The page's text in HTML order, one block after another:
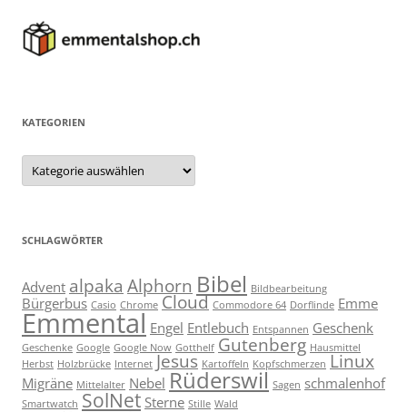
KATEGORIEN
Kategorien
SCHLAGWÖRTER
Advent alpaka Alphorn Bibel Bildbearbeitung
Bürgerbus Casio Chrome Cloud Commodore 64 Dorflinde Emme
Emmental Engel Entlebuch Entspannen Geschenk
Geschenke Google Google Now Gotthelf Gutenberg Hausmittel
Herbst Holzbrücke Internet Jesus Kartoffeln Kopfschmerzen Linux
Migräne Mittelalter Nebel Rüderswil Sagen schmalenhof
Smartwatch SolNet Sterne Stille Wald